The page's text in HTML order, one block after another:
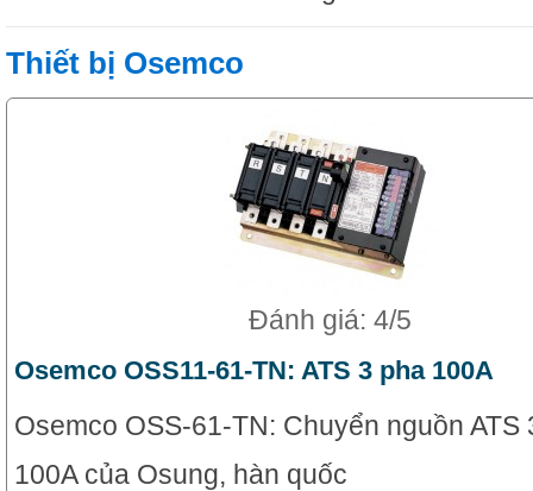
Thiết bị Osemco
Đánh giá: 4/5
Osemco OSS11-61-TN: ATS 3 pha 100A
Osemco OSS-61-TN: Chuyển nguồn ATS
100A của Osung, hàn quốc